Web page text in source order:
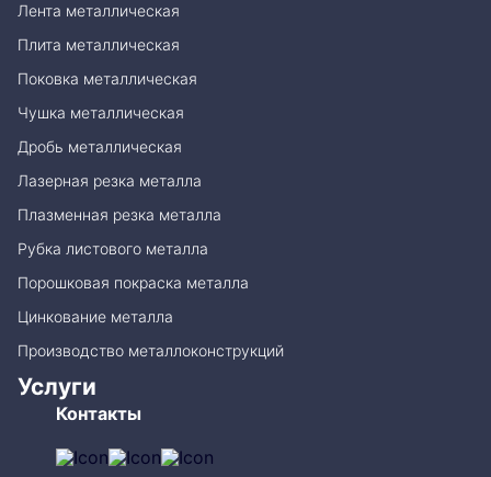
Лента металлическая
Плита металлическая
Поковка металлическая
Чушка металлическая
Дробь металлическая
Лазерная резка металла
Плазменная резка металла
Рубка листового металла
Порошковая покраска металла
Цинкование металла
Производство металлоконструкций
Услуги
Контакты